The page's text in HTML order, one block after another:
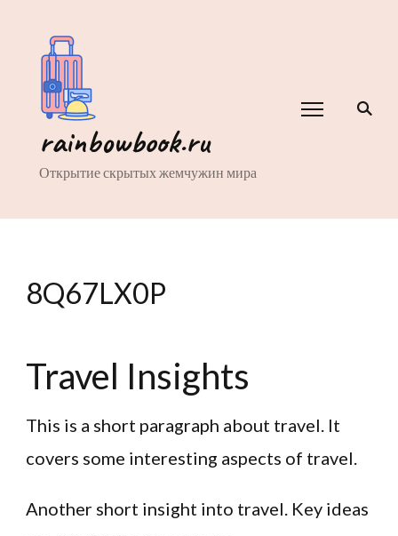
rainbowbook.ru
Открытие скрытых жемчужин мира
8Q67LX0P
Travel Insights
This is a short paragraph about travel. It
covers some interesting aspects of travel.
Another short insight into travel. Key ideas